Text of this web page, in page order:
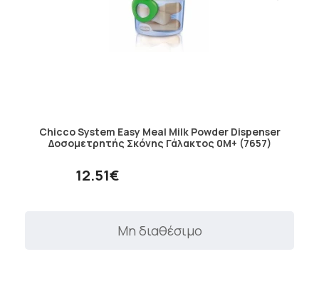
Chicco System Easy Meal Milk Powder Dispenser
Δοσομετρητής Σκόνης Γάλακτος 0M+ (7657)
12.51€
Μη διαθέσιμο